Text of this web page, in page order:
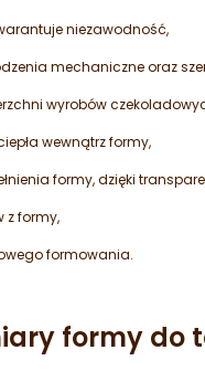
niezawodność,
mechaniczne oraz
wyrobów
wewnątrz formy,
formy, dzięki
z formy,
formowania.
formy do